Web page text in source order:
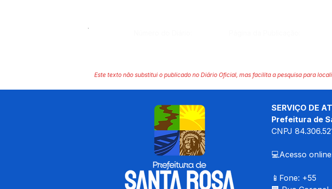
Este texto não substitui o publicado no Diário Oficial, mas facilita a pesquisa para
SERVIÇO DE
Prefeitura de
CNPJ
💻Acesso
📱Fone: +55